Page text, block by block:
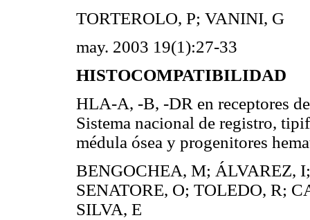
TORTEROLO, P; VANINI, G
may. 2003 19(1):27-33
HISTOCOMPATIBILIDAD
HLA-A, -B, -DR en receptores
Sistema nacional de registro,
médula ósea y progenitores
BENGOCHEA, M; ÁLVAREZ,
SENATORE, O; TOLEDO, R;
SILVA, E